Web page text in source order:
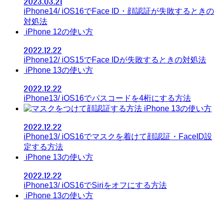
iPhone14/ iOS16でFace ID・顔認証が失敗するときの
対処法
iPhone 12の使い方
2022.12.22
iPhone12/ iOS15でFace IDが失敗するときの対処法
iPhone 13の使い方
2022.12.22
iPhone13/ iOS16でパスコードを4桁にする方法
iPhone 13の使い方
2022.12.22
iPhone13/ iOS16でマスクを着けて顔認証・FaceID設
定する方法
iPhone 13の使い方
2022.12.22
iPhone13/ iOS16でSiriをオフにする方法
iPhone 13の使い方